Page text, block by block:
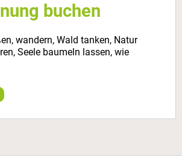
buchen
wandern, Wald tanken, Natur
Seele baumeln lassen, wie